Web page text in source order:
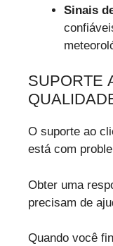
Sinais
SUPORTE
O suporte ao
está com
Obter uma
precisam de
Quando você